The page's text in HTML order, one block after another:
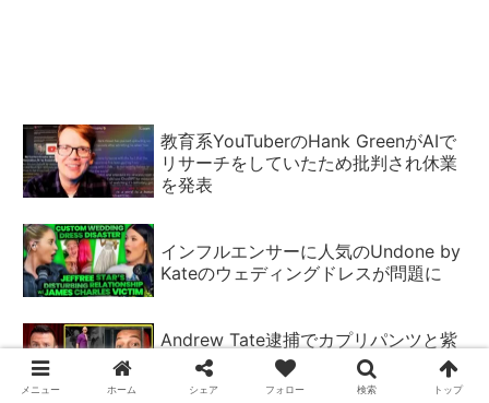
教育系YouTuberのHank GreenがAIで
リサーチをしていたため批判され休業
を発表
インフルエンサーに人気のUndone by
Kateのウェディングドレスが問題に
Andrew Tate逮捕でカプリパンツと紫
のシャツがいじられる トランプは助け
るつもりなし
メニュー ホーム シェア フォロー 検索 トップ